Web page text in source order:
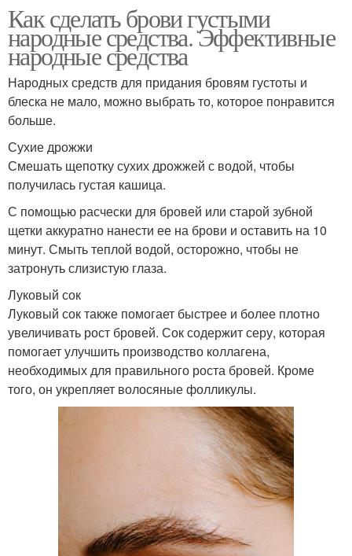
Как сделать брови густыми
народные средства. Эффективные
народные средства
Народных средств для придания бровям густоты и
блеска не мало, можно выбрать то, которое понравится
больше.
Сухие дрожжи
Смешать щепотку сухих дрожжей с водой, чтобы
получилась густая кашица.
С помощью расчески для бровей или старой зубной
щетки аккуратно нанести ее на брови и оставить на 10
минут. Смыть теплой водой, осторожно, чтобы не
затронуть слизистую глаза.
Луковый сок
Луковый сок также помогает быстрее и более плотно
увеличивать рост бровей. Сок содержит серу, которая
помогает улучшить производство коллагена,
необходимых для правильного роста бровей. Кроме
того, он укрепляет волосяные фолликулы.